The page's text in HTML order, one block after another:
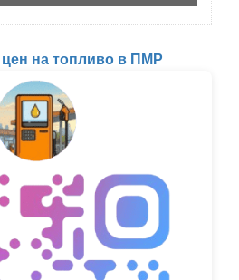
на топливо в ПМР